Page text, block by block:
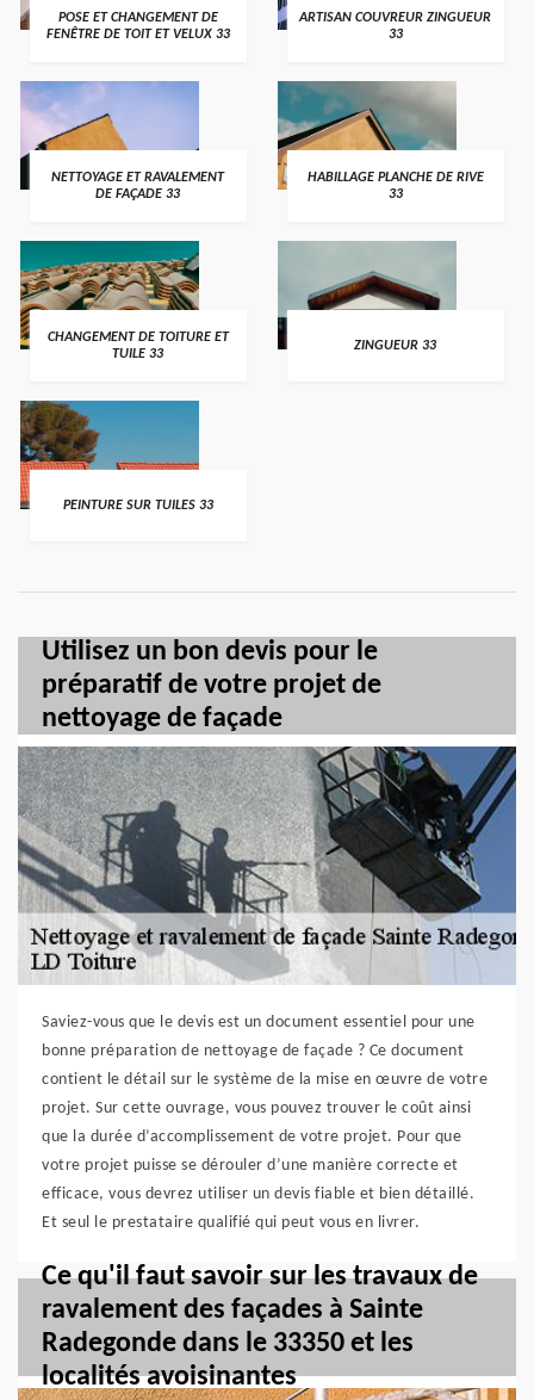
POSE ET CHANGEMENT DE
FENÊTRE DE TOIT ET VELUX 33
ARTISAN COUVREUR ZINGUEUR
33
NETTOYAGE ET RAVALEMENT
DE FAÇADE 33
HABILLAGE PLANCHE DE RIVE
33
CHANGEMENT DE TOITURE ET
TUILE 33
ZINGUEUR 33
PEINTURE SUR TUILES 33
Utilisez un bon devis pour le
préparatif de votre projet de
nettoyage de façade
Saviez-vous que le devis est un document essentiel pour une
bonne préparation de nettoyage de façade ? Ce document
contient le détail sur le système de la mise en œuvre de votre
projet. Sur cette ouvrage, vous pouvez trouver le coût ainsi
que la durée d’accomplissement de votre projet. Pour que
votre projet puisse se dérouler d’une manière correcte et
efficace, vous devrez utiliser un devis fiable et bien détaillé.
Et seul le prestataire qualifié qui peut vous en livrer.
Ce qu'il faut savoir sur les travaux de
ravalement des façades à Sainte
Radegonde dans le 33350 et les
localités avoisinantes